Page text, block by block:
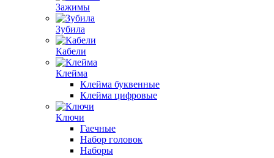
Зажимы
Зубила
Кабели
Клейма
Клейма буквенные
Клейма цифровые
Ключи
Гаечные
Набор головок
Наборы